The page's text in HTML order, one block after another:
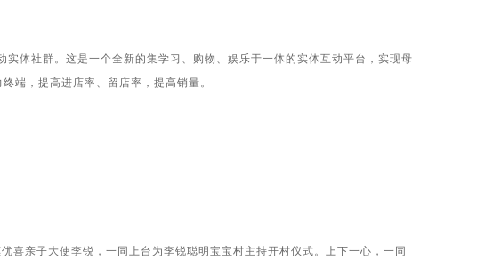
体社群。这是一个全新的集学习、购物、娱乐于一体的实体互动平台，实现母
端，提高进店率、留店率，提高销量。
亲子大使李锐，一同上台为李锐聪明宝宝村主持开村仪式。上下一心，一同